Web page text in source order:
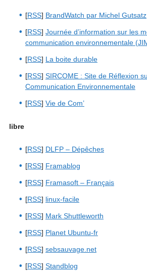
[RSS] BrandWatch par Michel Gutsatz
[RSS] Journée d’information sur les
communication environnementale
[RSS] La boite durable
[RSS] SIRCOME : Site de Réflexion
Communication Environnementale
[RSS] Vie de Com’
libre
[RSS] DLFP – Dépêches
[RSS] Framablog
[RSS] Framasoft – Français
[RSS] linux-facile
[RSS] Mark Shuttleworth
[RSS] Planet Ubuntu-fr
[RSS] sebsauvage.net
[RSS] Standblog